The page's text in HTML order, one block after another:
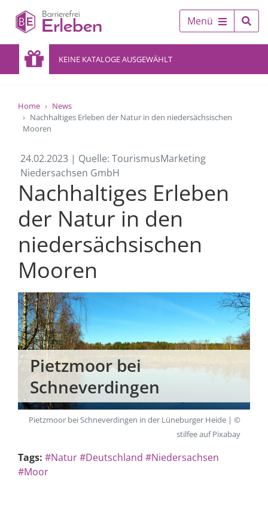
Menü
KEINE KATALOGE AUSGEWÄHLT
Home
News
Nachhaltiges Erleben der Natur in den niedersächsischen
Mooren
24.02.2023 | Quelle: TourismusMarketing
Niedersachsen GmbH
Nachhaltiges Erleben
der Natur in den
niedersächsischen
Mooren
Pietzmoor bei
Schneverdingen
Pietzmoor bei Schneverdingen in der Lüneburger Heide | ©
stilfee auf Pixabay
Tags: #Natur#Deutschland #Niedersachsen
#Moor